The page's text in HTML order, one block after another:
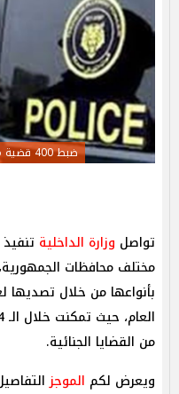
ضبط 400 قضية مخدرات و170 قطعة سلاح خلال 24 ساعة
تواصل وزارة الداخلية
مختلف محافظات
بأنواعها من خلال تصديها
من القضايا الجنائية.
ويعرض لكم الموجز